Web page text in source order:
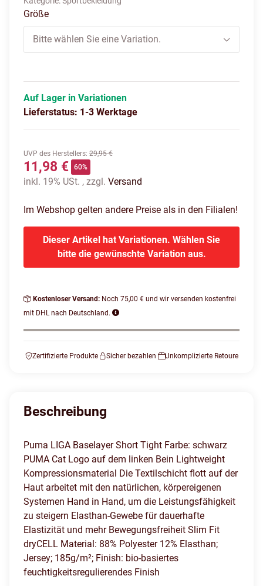
Größe
Bitte wählen Sie eine Variation.
Auf Lager in Variationen
Lieferstatus: 1-3 Werktage
UVP des Herstellers: 29,95 €
11,98 € 60%
inkl. 19% USt. , zzgl. Versand
Im Webshop gelten andere Preise als in den Filialen!
Dieser Artikel hat Variationen. Wählen Sie
bitte die gewünschte Variation aus.
Kostenloser Versand: Noch 75,00 € und wir versenden kostenfrei
mit DHL nach Deutschland.
Zertifizierte Produkte Sicher bezahlen Unkomplizierte Retoure
Beschreibung
Puma LIGA Baselayer Short Tight Farbe: schwarz
PUMA Cat Logo auf dem linken Bein Lightweight
Kompressionsmaterial Die Textilschicht flott auf der
Haut arbeitet mit den natürlichen, körpereigenen
Systemen Hand in Hand, um die Leistungsfähigkeit
zu steigern Elasthan-Gewebe für dauerhafte
Elastizität und mehr Bewegungsfreiheit Slim Fit
dryCELL Material: 88% Polyester 12% Elasthan;
Jersey; 185g/m²; Finish: bio-basiertes
feuchtigkeitsregulierendes Finish